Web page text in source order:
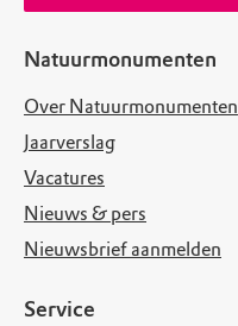
Natuurmonumenten
Over Natuurmonumenten
Jaarverslag
Vacatures
Nieuws & pers
Nieuwsbrief aanmelden
Service